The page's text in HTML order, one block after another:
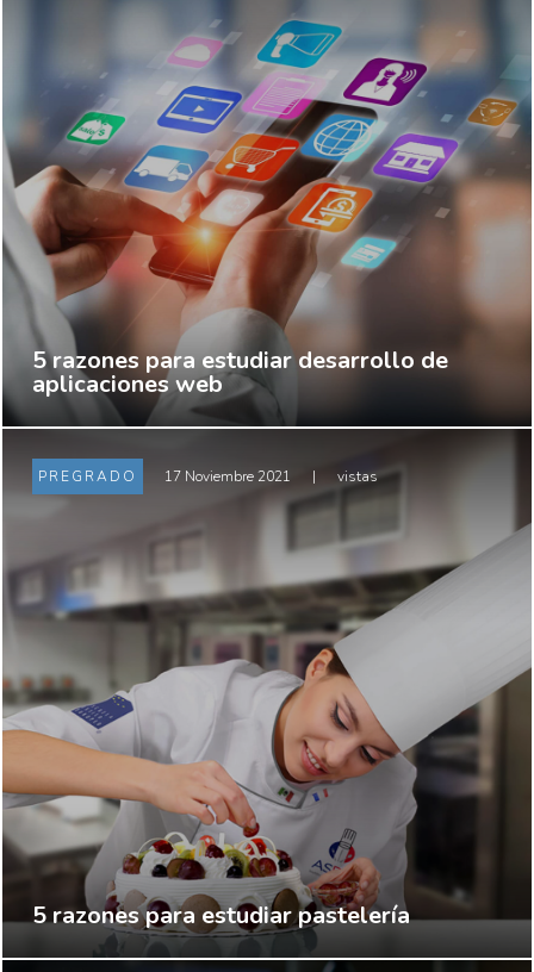
5 razones para estudiar desarrollo de
aplicaciones web
PREGRADO 17 Noviembre 2021 | vistas
5 razones para estudiar pastelería